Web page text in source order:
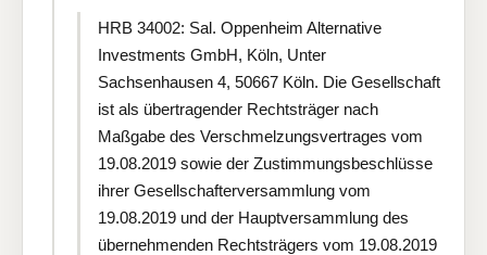
HRB 34002: Sal. Oppenheim Alternative
Investments GmbH, Köln, Unter
Sachsenhausen 4, 50667 Köln. Die Gesellschaft
ist als übertragender Rechtsträger nach
Maßgabe des Verschmelzungsvertrages vom
19.08.2019 sowie der Zustimmungsbeschlüsse
ihrer Gesellschafterversammlung vom
19.08.2019 und der Hauptversammlung des
übernehmenden Rechtsträgers vom 19.08.2019